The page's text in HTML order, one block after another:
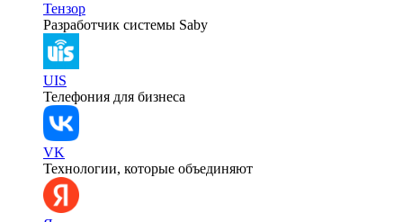
Тензор
Разработчик системы Saby
UIS
Телефония для бизнеса
VK
Технологии, которые объединяют